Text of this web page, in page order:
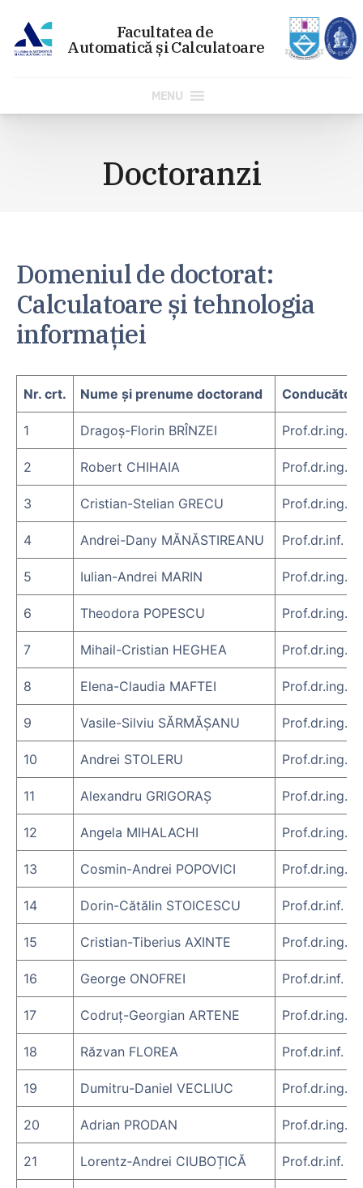
MENU
Doctoranzi
Domeniul de doctorat:
Calculatoare și tehnologia
informației
Nr. crt. Nume și prenume doctorand Conducător
1 Dragoș-Florin BRÎNZEI Prof.dr.ing.
2 Robert CHIHAIA Prof.dr.ing.
3 Cristian-Stelian GRECU Prof.dr.ing.
4 Andrei-Dany MĂNĂSTIREANU Prof.dr.inf.
5 Iulian-Andrei MARIN Prof.dr.ing.
6 Theodora POPESCU Prof.dr.ing.
7 Mihail-Cristian HEGHEA Prof.dr.ing.
8 Elena-Claudia MAFTEI Prof.dr.ing.
9 Vasile-Silviu SĂRMĂȘANU Prof.dr.ing.
10 Andrei STOLERU Prof.dr.ing.
11 Alexandru GRIGORAȘ Prof.dr.ing.
12 Angela MIHALACHI Prof.dr.ing.
13 Cosmin-Andrei POPOVICI Prof.dr.ing.
14 Dorin-Cătălin STOICESCU Prof.dr.inf.
15 Cristian-Tiberius AXINTE Prof.dr.ing.
16 George ONOFREI Prof.dr.inf.
17 Codruț-Georgian ARTENE Prof.dr.ing.
18 Răzvan FLOREA Prof.dr.inf.
19 Dumitru-Daniel VECLIUC Prof.dr.ing.
20 Adrian PRODAN Prof.dr.ing.
21 Lorentz‐Andrei CIUBOȚICĂ Prof.dr.inf.